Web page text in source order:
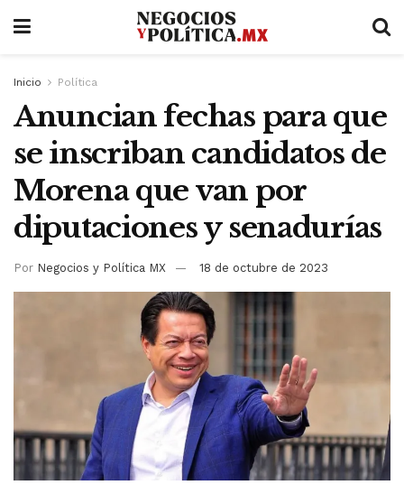
Inicio Política
Anuncian fechas para que
se inscriban candidatos de
Morena que van por
diputaciones y senadurías
Por Negocios y Política MX 18 de octubre de 2023